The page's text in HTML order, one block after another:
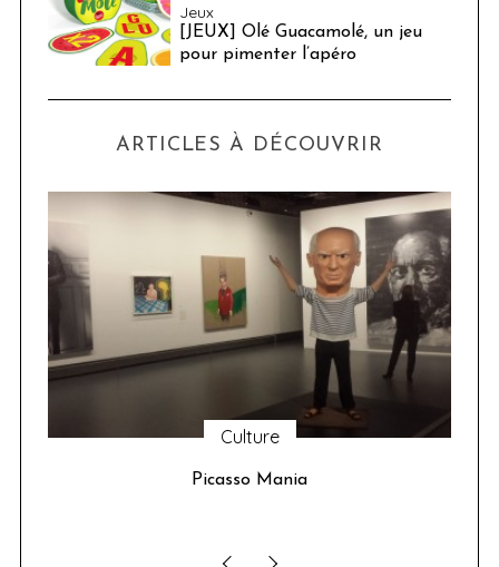
Jeux
[JEUX] Olé Guacamolé, un jeu
pour pimenter l’apéro
ARTICLES À DÉCOUVRIR
Culture
Picasso Mania